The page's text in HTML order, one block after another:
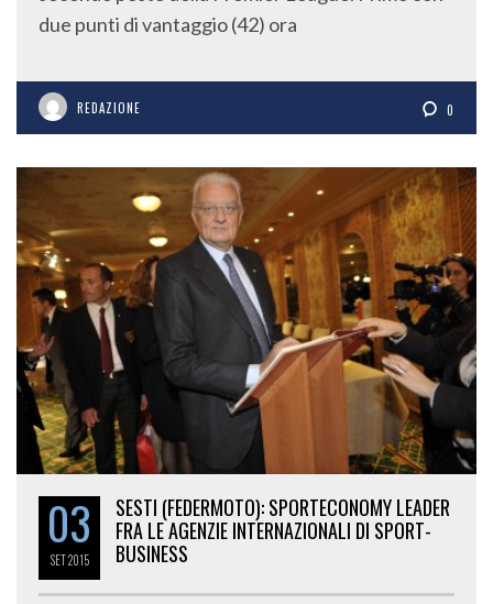
due punti di vantaggio (42) ora
REDAZIONE 0
03
SET2015
SESTI (FEDERMOTO): SPORTECONOMY LEADER
FRA LE AGENZIE INTERNAZIONALI DI SPORT-
BUSINESS